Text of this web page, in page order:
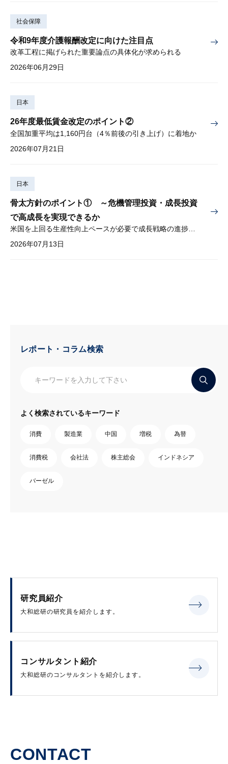
社会保障
令和9年度介護報酬改定に向けた注目点
改革工程に掲げられた重要論点の具体化が求められる
2026年06月29日
日本
26年度最低賃金改定のポイント②
全国加重平均は1,160円台（4％前後の引き上げ）に着地か
2026年07月21日
日本
骨太方針のポイント① ～危機管理投資・成長投資
で高成長を実現できるか
米国を上回る生産性向上ペースが必要で成長戦略の進捗管理も課題
2026年07月13日
レポート・コラム検索
よく検索されているキーワード
消費 製造業 中国 増税 為替
消費税 会社法 株主総会 インドネシア
バーゼル
研究員紹介
大和総研の研究員を紹介します。
コンサルタント紹介
大和総研のコンサルタントを紹介します。
CONTACT